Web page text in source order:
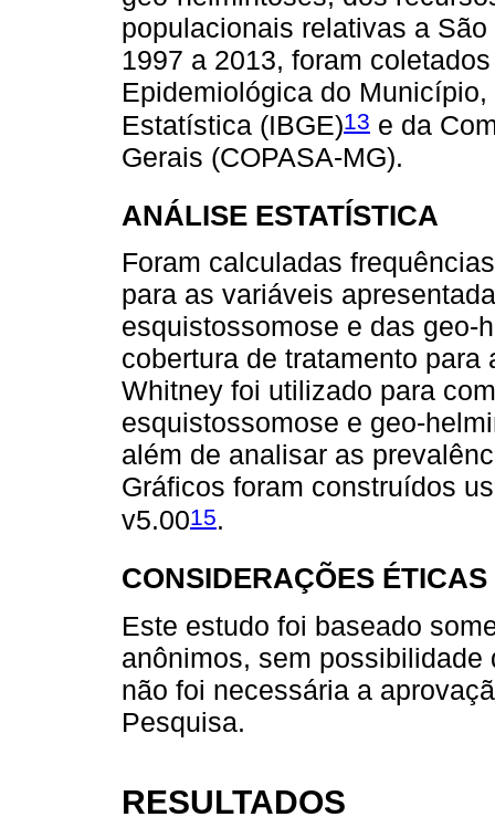
populacionais relativas a
1997 a 2013, foram
Epidemiológica do
Estatística (IBGE)13 e da
Gerais (COPASA-MG).
ANÁLISE ESTATÍSTICA
Foram calculadas
para as variáveis
esquistossomose e das geo-
cobertura de tratamento
Whitney foi utilizado para
esquistossomose e geo-
além de analisar as
Gráficos foram construídos
v5.0015.
CONSIDERAÇÕES ÉTICAS
Este estudo foi baseado
anônimos, sem
não foi necessária a
Pesquisa.
RESULTADOS